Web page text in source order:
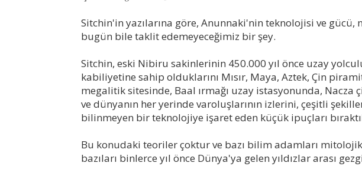
Sitchin'in yazılarına göre, Anunnaki'nin teknolojisi ve gücü,
bugün bile taklit edemeyeceğimiz bir şey.
Sitchin, eski Nibiru sakinlerinin 450.000 yıl önce uzay
kabiliyetine sahip olduklarını Mısır, Maya, Aztek, Çin
megalitik sitesinde, Baal ırmağı uzay istasyonunda, Nacza
ve dünyanın her yerinde varoluşlarının izlerini, çeşitli
bilinmeyen bir teknolojiye işaret eden küçük ipuçları
Bu konudaki teoriler çoktur ve bazı bilim adamları
bazıları binlerce yıl önce Dünya'ya gelen yıldızlar arası